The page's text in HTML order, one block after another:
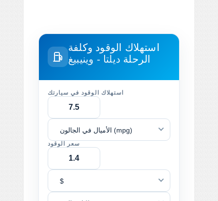
استهلاك الوقود وكلفة
الرحلة ديلتا - وينيبيغ
استهلاك الوقود في سيارتك
الأميال في الجالون (mpg)
سعر الوقود
$